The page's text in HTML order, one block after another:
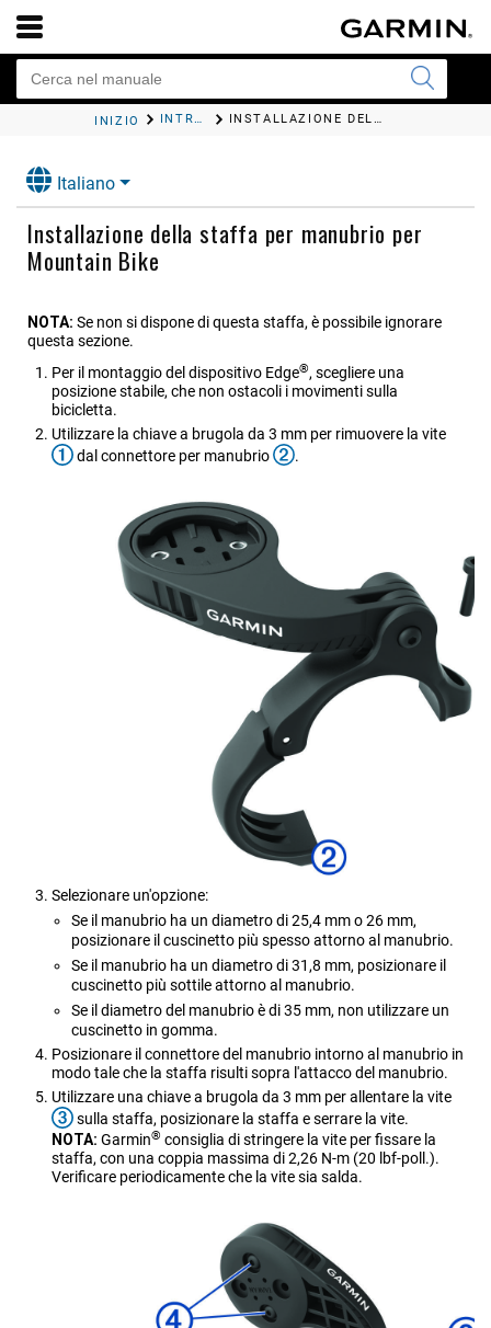
INIZIO INTRODUZIONE INSTALLAZIONE DELLA STAFFA PER MANUBRIO PER MOUNTAIN BIKE
Italiano
Installazione della staffa per manubrio per
Mountain Bike
NOTA: Se non si dispone di questa staffa, è possibile ignorare
questa sezione.
Per il montaggio del dispositivo Edge®, scegliere una
posizione stabile, che non ostacoli i movimenti sulla
bicicletta.
Utilizzare la chiave a brugola da 3 mm per rimuovere la vite
dal connettore per manubrio
.
Selezionare un'opzione:
Se il manubrio ha un diametro di 25,4 mm o 26 mm,
posizionare il cuscinetto più spesso attorno al manubrio.
Se il manubrio ha un diametro di 31,8 mm, posizionare il
cuscinetto più sottile attorno al manubrio.
Se il diametro del manubrio è di 35 mm, non utilizzare un
cuscinetto in gomma.
Posizionare il connettore del manubrio intorno al manubrio in
modo tale che la staffa risulti sopra l'attacco del manubrio.
Utilizzare una chiave a brugola da 3 mm per allentare la vite
sulla staffa, posizionare la staffa e serrare la vite.
NOTA: Garmin® consiglia di stringere la vite per fissare la
staffa, con una coppia massima di 2,26 N-m (20 lbf-poll.).
Verificare periodicamente che la vite sia salda.